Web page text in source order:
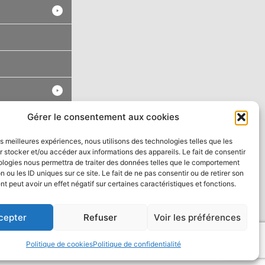
Gérer le consentement aux cookies
meilleures expériences, nous utilisons des technologies telles que les
stocker et/ou accéder aux informations des appareils. Le fait de consentir
nous permettra de traiter des données telles que le comportement
ou les ID uniques sur ce site. Le fait de ne pas consentir ou de retirer son
peut avoir un effet négatif sur certaines caractéristiques et fonctions.
Refuser Voir les préférences
Politique de cookiesPolitique de confidentialité